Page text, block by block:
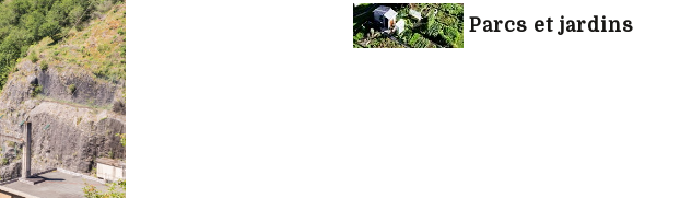
Parcs et jardins